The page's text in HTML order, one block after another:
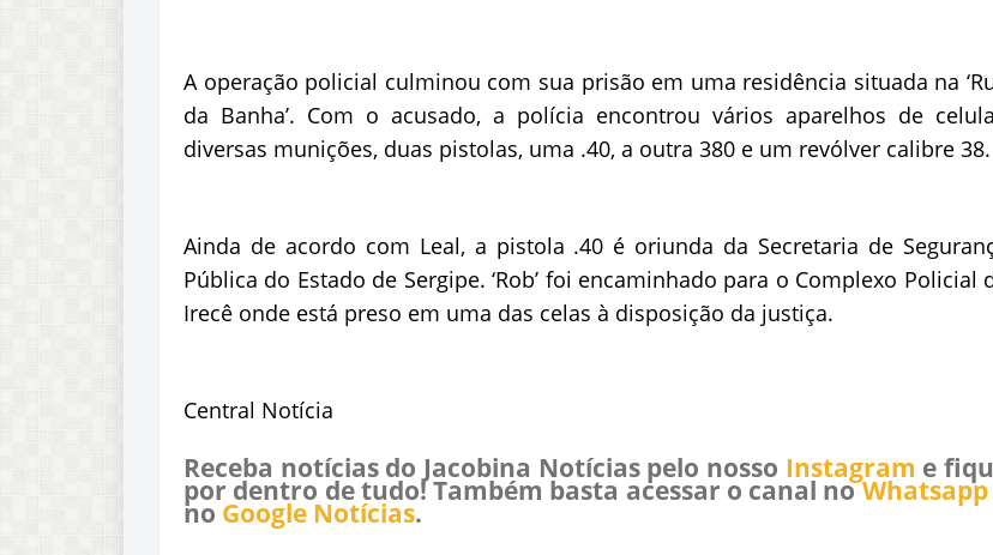
A operação policial culminou com sua prisão em uma residência situada na
da Banha’. Com o acusado, a polícia encontrou vários aparelhos de
diversas munições, duas pistolas, uma .40, a outra 380 e um revólver calibre 38.
Ainda de acordo com Leal, a pistola .40 é oriunda da Secretaria de
Pública do Estado de Sergipe. ‘Rob’ foi encaminhado para o Complexo Policial
Irecê onde está preso em uma das celas à disposição da justiça.
Central Notícia
Receba notícias do Jacobina Notícias pelo nosso Instagram e
por dentro de tudo! Também basta acessar o canal noWhatsapp
no Google Notícias.